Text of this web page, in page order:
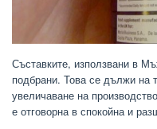
Съставките, използвани в
подбрани. Това се дължи на
увеличаване на
е отговорна в спокойна и